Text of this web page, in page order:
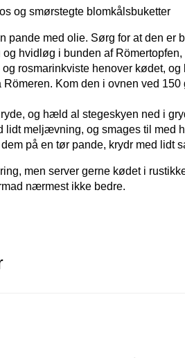
og smørstegte blomkålsbuketter
pande med olie. Sørg for at den
og hvidløg i bunden af
og rosmarinkviste henover kødet,
Kom den i ovnen ved 150
og hæld al stegeskyen ned i
meljævning, og smages til med
på en tør pande, krydr med lidt
men server gerne kødet i
nærmest ikke bedre.